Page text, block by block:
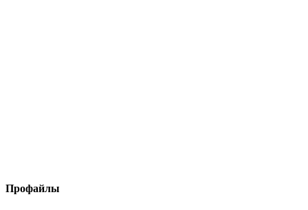
Профайлы